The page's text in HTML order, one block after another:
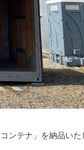
ンテナ」を納品いた